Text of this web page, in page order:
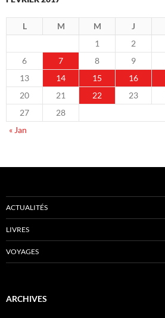
L M M J
1
2
6
7 8 9
13
14 15 16
20
21 22 23
27
28
« Jan
ACTUALITÉS
LIVRES
VOYAGES
ARCHIVES